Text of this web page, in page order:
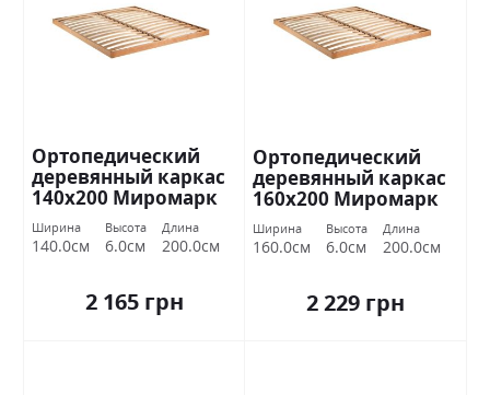
Ортопедический
деревянный каркас
140х200 Миромарк
Ширина
140.0см
Высота
6.0см
Длина
200.0см
2 165 грн
Ортопедический
деревянный каркас
160х200 Миромарк
Ширина
160.0см
Высота
6.0см
Длина
200.0см
2 229 грн